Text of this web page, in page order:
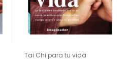
Tai Chi para tu vida